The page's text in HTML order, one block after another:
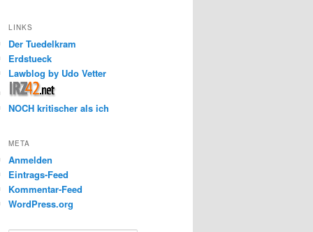
LINKS
Der Tuedelkram
Erdstueck
Lawblog by Udo Vetter
NOCH kritischer als ich
META
Anmelden
Eintrags-Feed
Kommentar-Feed
WordPress.org